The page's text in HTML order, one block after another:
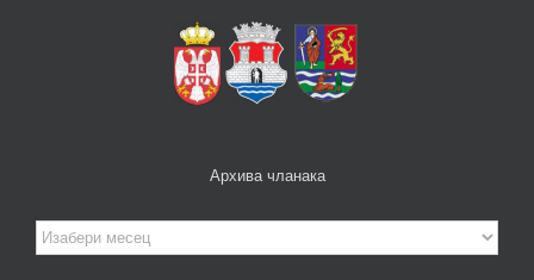
Архива чланака
Архива
чланака